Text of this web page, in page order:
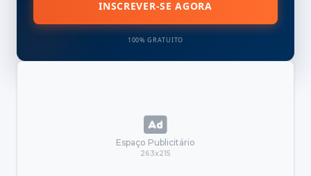
INSCREVER-SE AGORA
100% GRATUITO
Espaço Publicitário
263x215